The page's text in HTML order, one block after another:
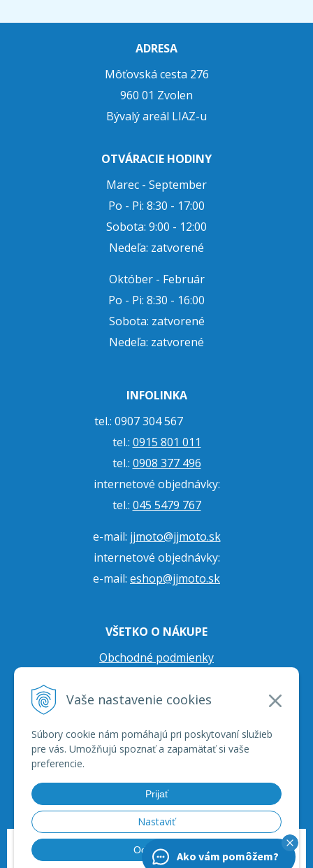
Vaše nastavenie cookies
Súbory cookie nám pomáhajú pri poskytovaní služieb
pre vás. Umožňujú spoznať a zapamätať si vaše
preferencie.
Prijať
Nastaviť
Odmietnuť
ADRESA
Môťovská cesta 276
960 01 Zvolen
Bývalý areál LIAZ-u
OTVÁRACIE HODINY
Marec - September
Po - Pi: 8:30 - 17:00
Sobota: 9:00 - 12:00
Nedeľa: zatvorené
Október - Február
Po - Pi: 8:30 - 16:00
Sobota: zatvorené
Nedeľa: zatvorené
INFOLINKA
tel.: 0907 304 567
tel.: 0915 801 011
tel.: 0908 377 496
internetové objednávky:
tel.: 045 5479 767
e-mail: jjmoto@jjmoto.sk
internetové objednávky:
e-mail: eshop@jjmoto.sk
VŠETKO O NÁKUPE
Obchodné podmienky
Prepravné podmienky
© 2026 JJ Moto - skútre, štvorkolky, moto príslušenstvo, ich servis. •
tvorba
Ako vám pomôžem?